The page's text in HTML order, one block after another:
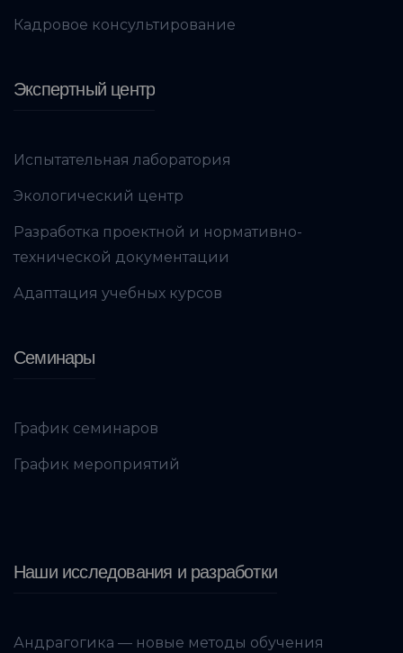
Кадровое консультирование
Экспертный центр
Испытательная лаборатория
Экологический центр
Разработка проектной и нормативно-
технической документации
Адаптация учебных курсов
Семинары
График семинаров
График мероприятий
Наши исследования и разработки
Андрагогика — новые методы обучения